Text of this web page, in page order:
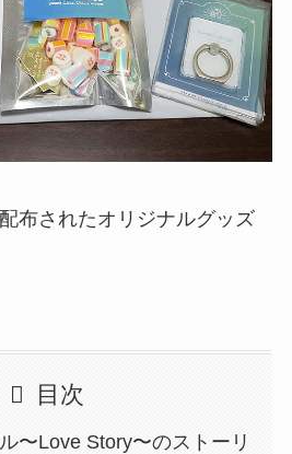
布されたオリジナルグッズ
目次
〜Love Story〜のストーリ